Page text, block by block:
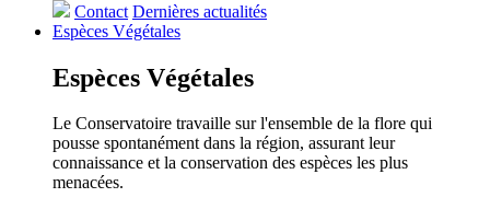
Contact Dernières actualités
Espèces Végétales
Espèces Végétales
Le Conservatoire travaille sur l'ensemble de la flore qui
pousse spontanément dans la région, assurant leur
connaissance et la conservation des espèces les plus
menacées.